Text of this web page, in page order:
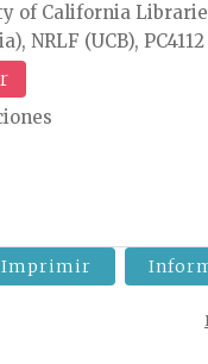
of California
NRLF (UCB), PC4112
Imprimir